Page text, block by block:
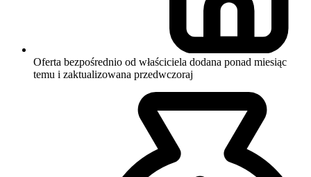
Oferta bezpośrednio od właściciela dodana ponad miesiąc
temu i zaktualizowana przedwczoraj